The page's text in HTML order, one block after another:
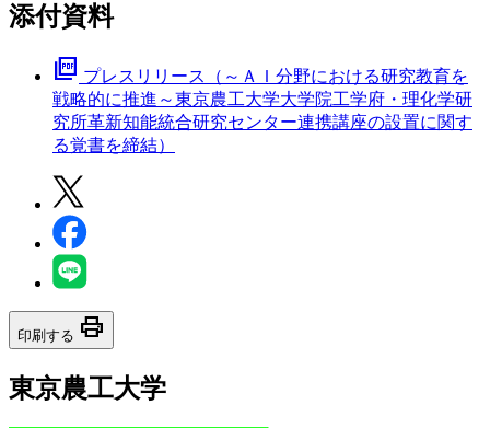
添付資料
picture_as_pdf プレスリリース（～ＡＩ分野における研究教育を
戦略的に推進～東京農工大学大学院工学府・理化学研
究所革新知能統合研究センター連携講座の設置に関す
る覚書を締結）
印刷する print
東京農工大学